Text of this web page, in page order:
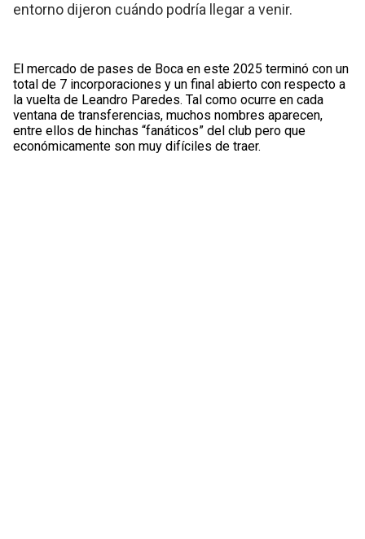
entorno dijeron cuándo podría llegar a venir.
El mercado de pases de Boca en este 2025 terminó con un
total de 7 incorporaciones y un final abierto con respecto a
la vuelta de Leandro Paredes. Tal como ocurre en cada
ventana de transferencias, muchos nombres aparecen,
entre ellos de hinchas “fanáticos” del club pero que
económicamente son muy difíciles de traer.